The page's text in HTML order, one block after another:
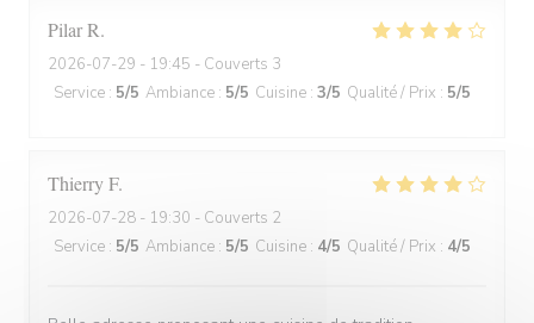
PilarR
2026-07-29 - 19:45 - Couverts 3
Service : 5/5 Ambiance : 5/5 Cuisine : 3/5 Qualité / Prix : 5/5
ThierryF
2026-07-28 - 19:30 - Couverts 2
Service : 5/5 Ambiance : 5/5 Cuisine : 4/5 Qualité / Prix : 4/5